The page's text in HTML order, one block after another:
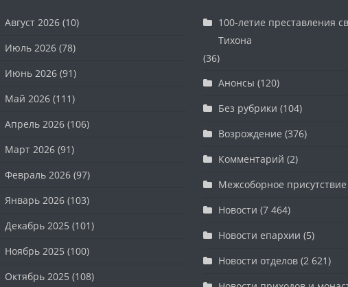
Август 2026(10)
Июль 2026(78)
Июнь 2026(91)
Май 2026(111)
Апрель 2026(106)
Март 2026(91)
Февраль 2026(97)
Январь 2026(103)
Декабрь 2025 (101)
Ноябрь 2025 (100)
Октябрь 2025 (108)
100-летие преставления
Тихона
(36)
Анонсы (120)
Без рубрики (104)
Возрождение (376)
Комментарий (2)
Межсоборное присутствие
Новости (7 464)
Новости епархии (5)
Новости отделов(2 621)